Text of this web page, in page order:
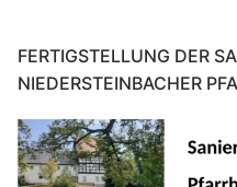
FERTIGSTELLUNG DER
NIEDERSTEINBACHER